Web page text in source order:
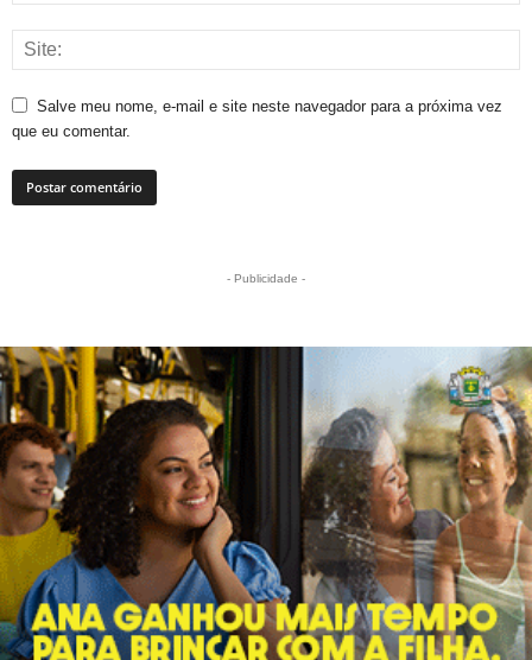
Salve meu nome, e-mail e site neste navegador para a próxima vez
que eu comentar.
- Publicidade -